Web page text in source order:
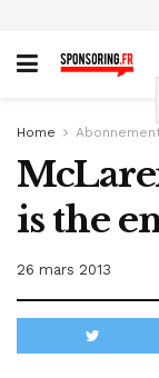
Home
is the
26 mars 2013